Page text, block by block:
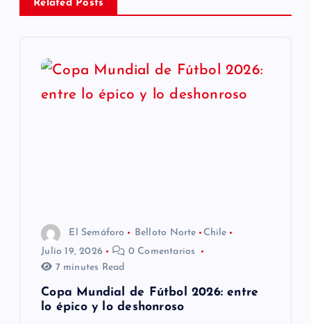
Related Posts
El Semáforo Belloto Norte
Chile
Julio 19, 2026
0 Comentarios
7 minutes Read
Copa Mundial de Fútbol 2026: entre
lo épico y lo deshonroso